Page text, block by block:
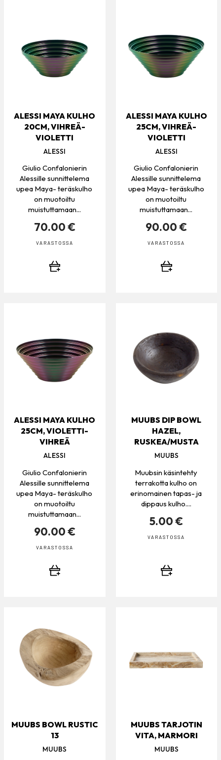
ALESSI MAYA KULHO
20CM, VIHREÄ-
VIOLETTI
ALESSI
Giulio Confalonierin
Alessille sunnittelema
upea Maya- teräskulho
on muotoiltu
muistuttamaan...
70.00 €
VARASTOSSA
ALESSI MAYA KULHO
25CM, VIHREÄ-
VIOLETTI
ALESSI
Giulio Confalonierin
Alessille sunnittelema
upea Maya- teräskulho
on muotoiltu
muistuttamaan...
90.00 €
VARASTOSSA
ALESSI MAYA KULHO
25CM, VIOLETTI-
VIHREÄ
ALESSI
Giulio Confalonierin
Alessille sunnittelema
upea Maya- teräskulho
on muotoiltu
muistuttamaan...
90.00 €
VARASTOSSA
MUUBS DIP BOWL
HAZEL,
RUSKEA/MUSTA
MUUBS
Muubsin käsintehty
terrakotta kulho on
erinomainen tapas- ja
dippaus kulho....
5.00 €
VARASTOSSA
MUUBS BOWL RUSTIC
13
MUUBS
MUUBS TARJOTIN
VITA, MARMORI
MUUBS